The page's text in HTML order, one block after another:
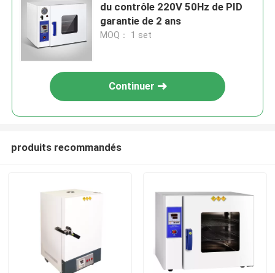
du contrôle 220V 50Hz de PID
garantie de 2 ans
MOQ： 1 set
Continuer
produits recommandés